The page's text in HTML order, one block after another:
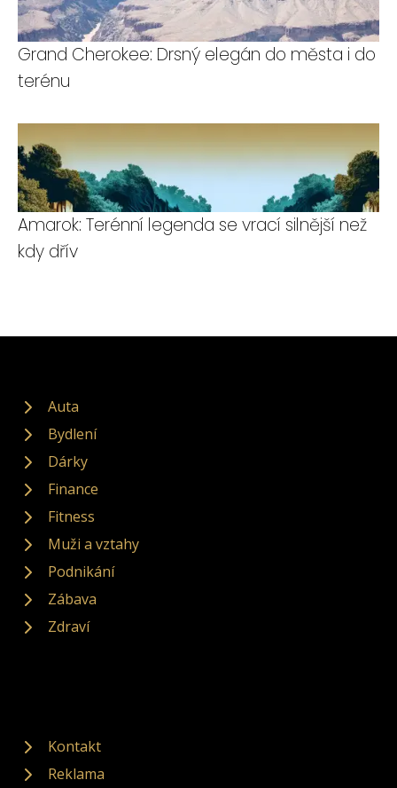
Grand Cherokee: Drsný elegán do města i do
terénu
Amarok: Terénní legenda se vrací silnější než
kdy dřív
Auta
Bydlení
Dárky
Finance
Fitness
Muži a vztahy
Podnikání
Zábava
Zdraví
Kontakt
Reklama